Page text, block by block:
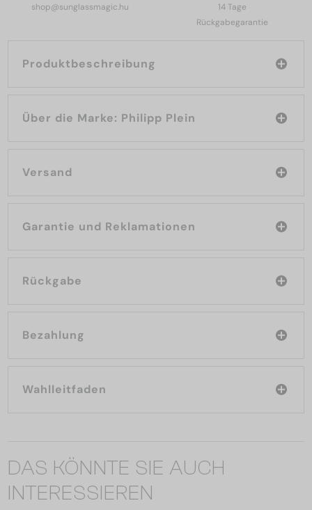
shop@sunglassmagic.hu
14 Tage
Rückgabegarantie
Produktbeschreibung
Über die Marke: Philipp Plein
Versand
Garantie und Reklamationen
Rückgabe
Bezahlung
Wahlleitfaden
DAS KÖNNTE SIE AUCH
INTERESSIEREN